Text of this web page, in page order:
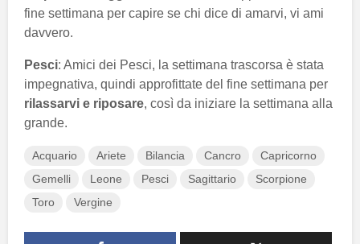
fine settimana per capire se chi dice di amarvi, vi ami
davvero.
Pesci: Amici dei Pesci, la settimana trascorsa è stata
impegnativa, quindi approfittate del fine settimana per
rilassarvi e riposare, così da iniziare la settimana alla
grande.
Acquario Ariete Bilancia Cancro
Capricorno
Gemelli
Leone Pesci Sagittario
Scorpione
Toro
Vergine